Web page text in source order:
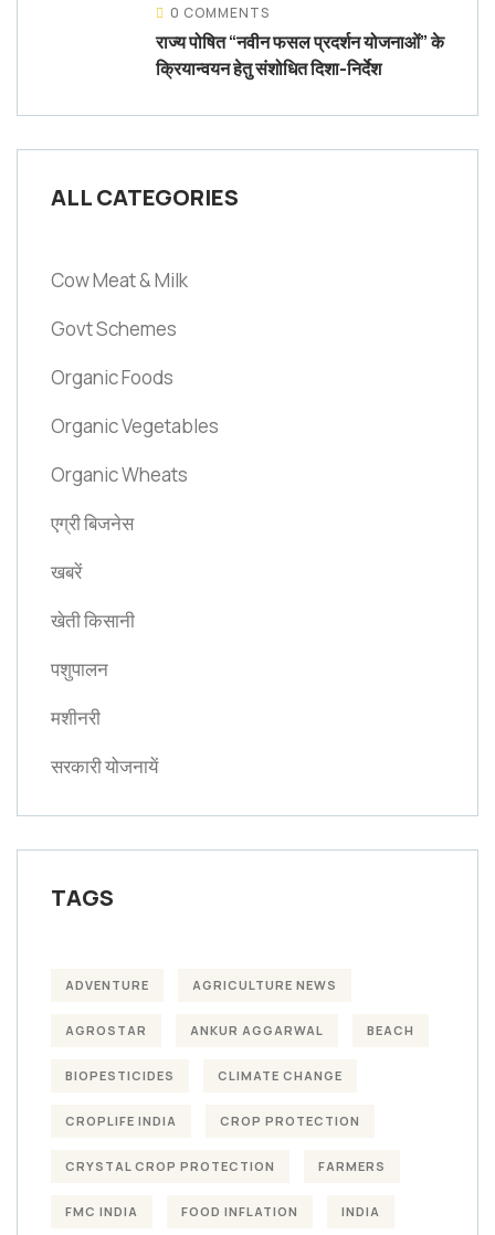
0 COMMENTS
राज्य पोषित “नवीन फसल प्रदर्शन योजनाओं” के
क्रियान्वयन हेतु संशोधित दिशा-निर्देश
ALL CATEGORIES
Cow Meat & Milk
Govt Schemes
Organic Foods
Organic Vegetables
Organic Wheats
एग्री बिजनेस
खबरें
खेती किसानी
पशुपालन
मशीनरी
सरकारी योजनायें
TAGS
ADVENTURE AGRICULTURE NEWS
AGROSTAR ANKUR AGGARWAL BEACH
BIOPESTICIDES CLIMATE CHANGE
CROPLIFE INDIA CROP PROTECTION
CRYSTAL CROP PROTECTION FARMERS
FMC INDIA FOOD INFLATION INDIA